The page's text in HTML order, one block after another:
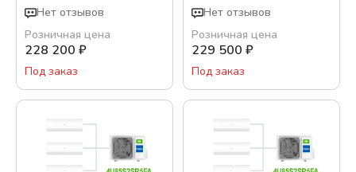
Уровень шума внутреннего блока, дБ
Тихий сон / Ночной режим
Нет отзывов
Розничная цена
228 200 ₽
Под заказ
Нет отзывов
Розничная цена
229 500 ₽
Под заказ